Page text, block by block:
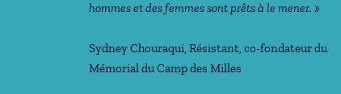
hommes et des femmes sont prêts à le mener. »
Sydney Chouraqui, Résistant, co-fondateur du
Mémorial du Camp des Milles